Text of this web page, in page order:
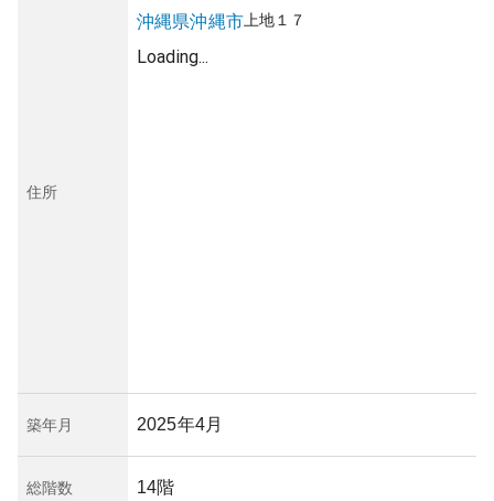
住所
沖縄県沖縄市上地１７
Loading...
築年月 2025年4月
総階数 14階